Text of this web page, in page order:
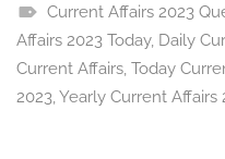
Current Affairs 2023
Affairs 2023 Today, Daily
Current Affairs, Today
2023,Yearly Current Affairs